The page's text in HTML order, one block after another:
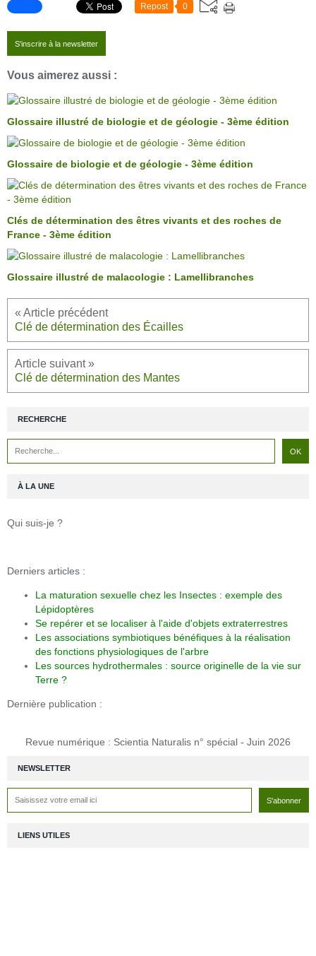
Repost 0
S'inscrire à la newsletter
Vous aimerez aussi :
Glossaire illustré de biologie et de géologie - 3ème édition
Glossaire de biologie et de géologie - 3ème édition
Clés de détermination des êtres vivants et des roches de
France - 3ème édition
Glossaire illustré de malacologie : Lamellibranches
Clé de détermination des Écailles
Clé de détermination des Mantes
NEWSLETTER
RECHERCHE
À LA UNE
Qui suis-je ?
Derniers articles :
La maturation sexuelle chez les Insectes : exemple des
Lépidoptères
Se repérer et se localiser à l'aide d'objets extraterrestres
Les associations symbiotiques bénéfiques à la réalisation
des fonctions physiologiques de l'arbre
Les sources hydrothermales : source originelle de la vie sur
Terre ?
Dernière publication :
Revue numérique : Scientia Naturalis n° spécial - Juin 2026
LIENS UTILES